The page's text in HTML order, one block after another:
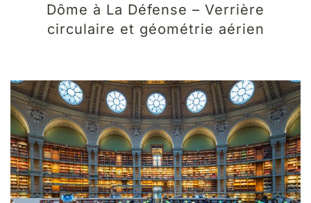
Dôme à La Défense – Verrière
circulaire et géométrie aérien